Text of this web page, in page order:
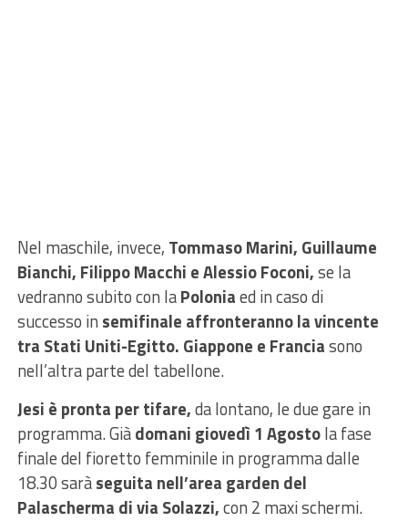
Nel maschile, invece, Tommaso Marini, Guillaume
Bianchi, Filippo Macchi e Alessio Foconi,se la
vedranno subito con laPoloniaed in caso di
successo in semifinale affronteranno la vincente
tra Stati Uniti-Egitto. Giappone e Franciasono
nell’altra parte del tabellone.
Jesi è pronta per tifare,da lontano, le due gare in
programma. Giàdomani giovedì 1 Agostola fase
finale del fioretto femminile in programma dalle
18.30 saràseguita nell’area garden del
Palascherma di via Solazzi,con 2 maxi schermi.